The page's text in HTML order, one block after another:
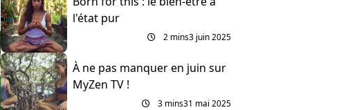
l'état pur
2 mins3 juin 2025
À ne pas manquer en juin sur
MyZen TV !
3 mins31 mai 2025